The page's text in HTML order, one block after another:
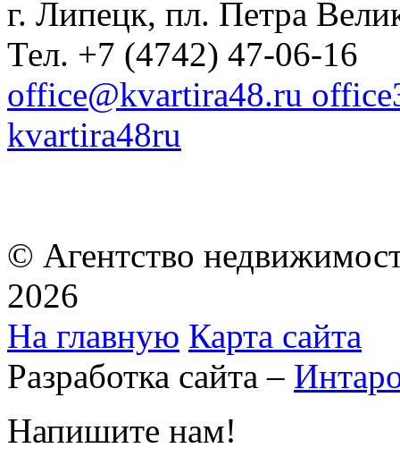
г. Липецк, пл. Петра
Тел. +7 (4742) 47-06-16
office@kvartira48.ru
kvartira48ru
© Агентство
2026
На главную Карта сайта
Разработка сайта –
Напишите нам!